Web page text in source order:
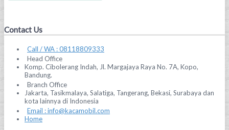
Contact Us
Call / WA : 08118809333
Head Office
Komp. Cibolerang Indah, Jl. Margajaya Raya No. 7A, Kopo,
Bandung.
Branch Office
Jakarta, Tasikmalaya, Salatiga, Tangerang, Bekasi, Surabaya dan
kota lainnya di Indonesia
Email : info@kacamobil.com
Home